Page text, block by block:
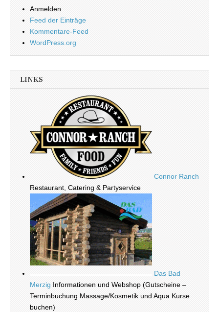
Anmelden
Feed der Einträge
Kommentare-Feed
WordPress.org
LINKS
Connor Ranch
Restaurant, Catering & Partyservice
Das Bad
Merzig Informationen und Webshop (Gutscheine –
Terminbuchung Massage/Kosmetik und Aqua Kurse
buchen)